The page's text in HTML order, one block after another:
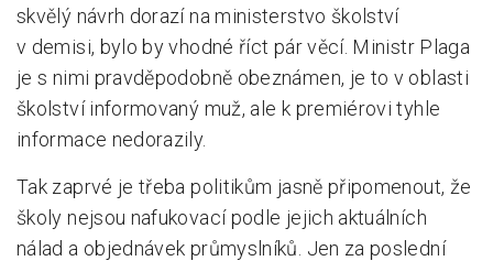
skvělý návrh dorazí na ministerstvo školství
v demisi, bylo by vhodné říct pár věcí. Ministr Plaga
je s nimi pravděpodobně obeznámen, je to v oblasti
školství informovaný muž, ale k premiérovi tyhle
informace nedorazily.
Tak zaprvé je třeba politikům jasně připomenout, že
školy nejsou nafukovací podle jejich aktuálních
nálad a objednávek průmyslníků. Jen za poslední